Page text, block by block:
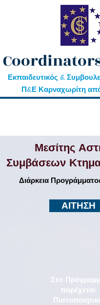
Εκπαιδευτικός &
Π&Ε Καρναχωρίτη
Μεσίτης
Συμβάσεων
Διάρκεια
ΑΙΤΗΣΗ
Στο
παρέχεται